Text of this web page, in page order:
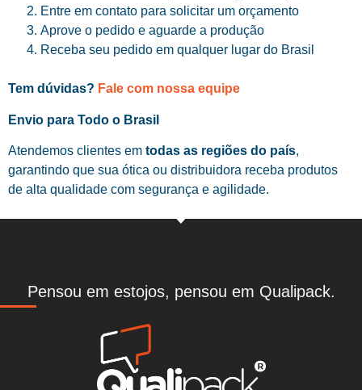
Entre em contato para solicitar um orçamento
Aprove o pedido e aguarde a produção
Receba seu pedido em qualquer lugar do Brasil
Tem dúvidas? Fale com nossa equipe
Envio para Todo o Brasil
Atendemos clientes em todas as regiões do país,
garantindo que sua ótica ou distribuidora receba produtos
de alta qualidade com segurança e agilidade.
Pensou em estojos, pensou em Qualipack.